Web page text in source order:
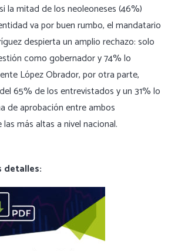
la mitad de los neoleoneses (46%)
va por buen rumbo, el mandatario
despierta un amplio rechazo: solo
como gobernador y 74% lo
López Obrador, por otra parte,
65% de los entrevistados y un 31% lo
de aprobación entre ambos
más altas a nivel nacional.
detalles: